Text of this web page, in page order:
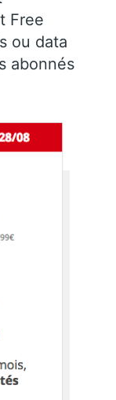
Free
ou data
abonnés